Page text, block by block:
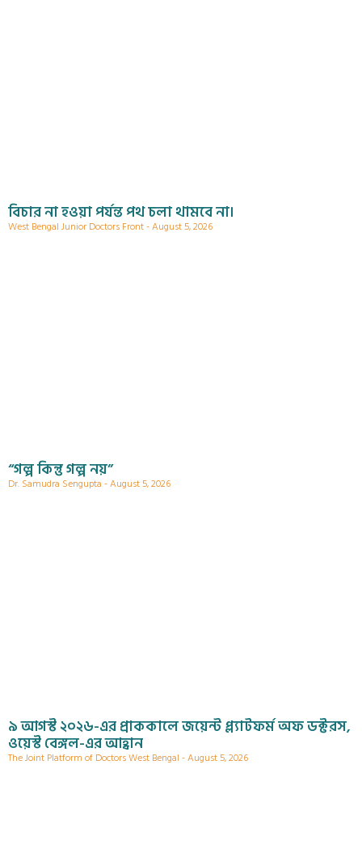
বিচার না হওয়া পর্যন্ত পথ চলা থামবে না।
West Bengal Junior Doctors Front August 5, 2026
“গল্প কিন্তু গল্প নয়”
Dr. Samudra Sengupta August 5, 2026
৯ আগস্ট ২০২৬-এর প্রাককালে জয়েন্ট প্ল্যাটফর্ম অফ ডক্টরস,
ওয়েস্ট বেঙ্গল-এর আহ্বান
The Joint Platform of Doctors West Bengal August 5, 2026